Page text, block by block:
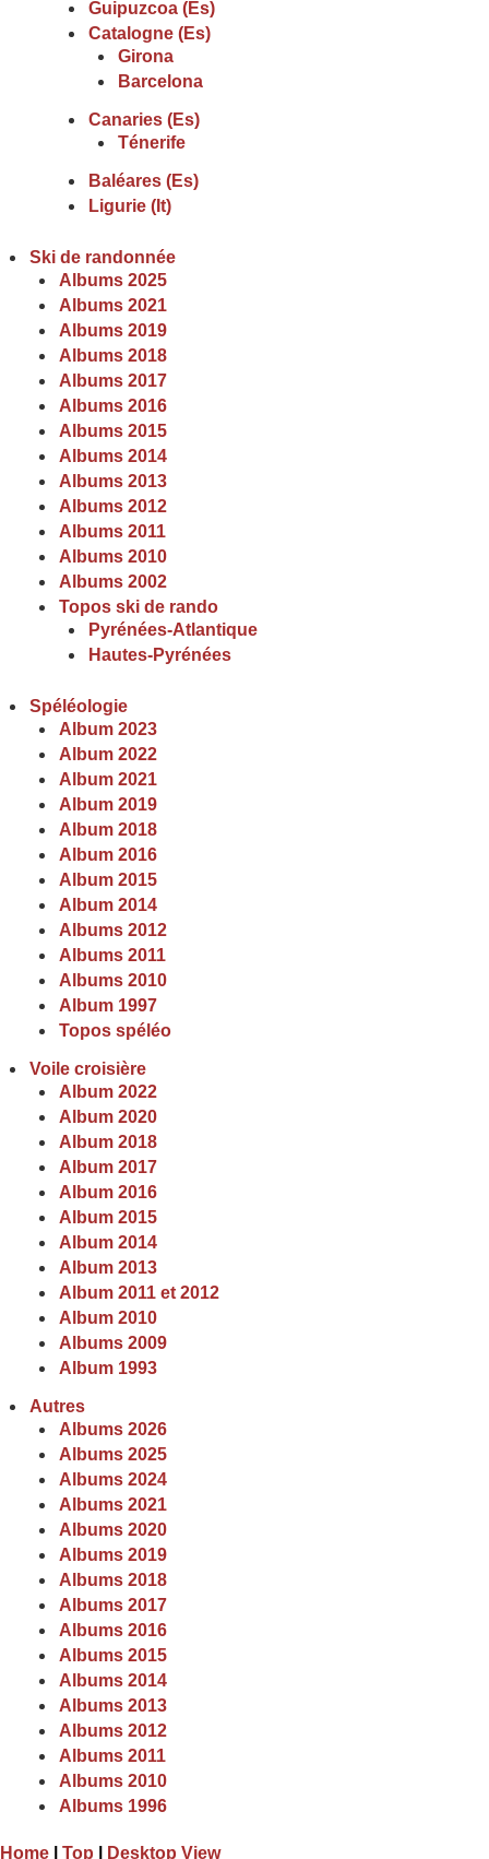
Guipuzcoa (Es)
Catalogne (Es)
Girona
Barcelona
Canaries (Es)
Ténerife
Baléares (Es)
Ligurie (It)
Ski de randonnée
Albums 2025
Albums 2021
Albums 2019
Albums 2018
Albums 2017
Albums 2016
Albums 2015
Albums 2014
Albums 2013
Albums 2012
Albums 2011
Albums 2010
Albums 2002
Topos ski de rando
Pyrénées-Atlantique
Hautes-Pyrénées
Spéléologie
Album 2023
Album 2022
Album 2021
Album 2019
Album 2018
Album 2016
Album 2015
Album 2014
Albums 2012
Albums 2011
Albums 2010
Album 1997
Topos spéléo
Voile croisière
Album 2022
Album 2020
Album 2018
Album 2017
Album 2016
Album 2015
Album 2014
Album 2013
Album 2011 et 2012
Album 2010
Albums 2009
Album 1993
Autres
Albums 2026
Albums 2025
Albums 2024
Albums 2021
Albums 2020
Albums 2019
Albums 2018
Albums 2017
Albums 2016
Albums 2015
Albums 2014
Albums 2013
Albums 2012
Albums 2011
Albums 2010
Albums 1996
Home Top Desktop View